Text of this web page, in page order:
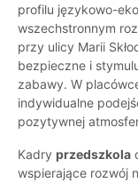
profilu językowo-
wszechstronnym
przy ulicy Marii
bezpieczne i
zabawy. W
indywidualne
pozytywnej
Kadry przedszkola
wspierające rozwój